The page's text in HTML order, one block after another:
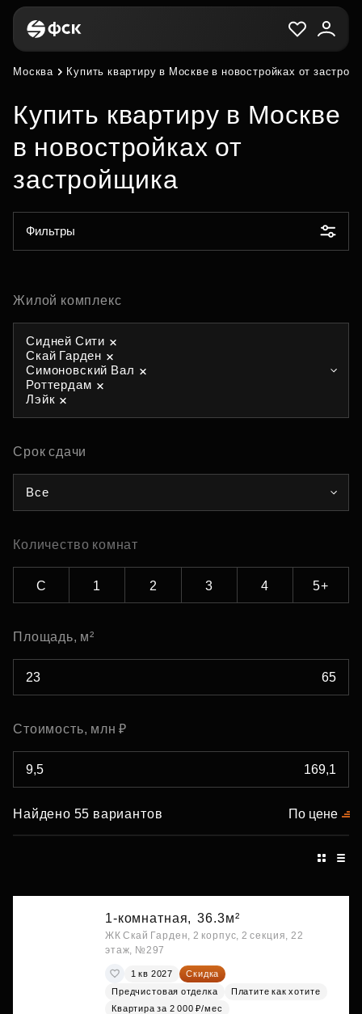
Москва Купить квартиру в Москве в новостройках от
Купить квартиру в Москве
в новостройках от
застройщика
Фильтры
Жилой комплекс
Сидней Сити
Скай Гарден
Симоновский Вал
Роттердам
Лэйк
Срок сдачи
Все
Количество комнат
С 1 2 3 4 5+
Площадь, м²
Стоимость, млн ₽
Найдено 55 вариантов По цене
1-комнатная, 36.3м²
ЖК Скай Гарден, 2 корпус, 2 секция, 22
этаж, №297
1 кв 2027
Скидка
Предчистовая отделка
Платите как хотите
Квартира за 2 000 ₽/мес